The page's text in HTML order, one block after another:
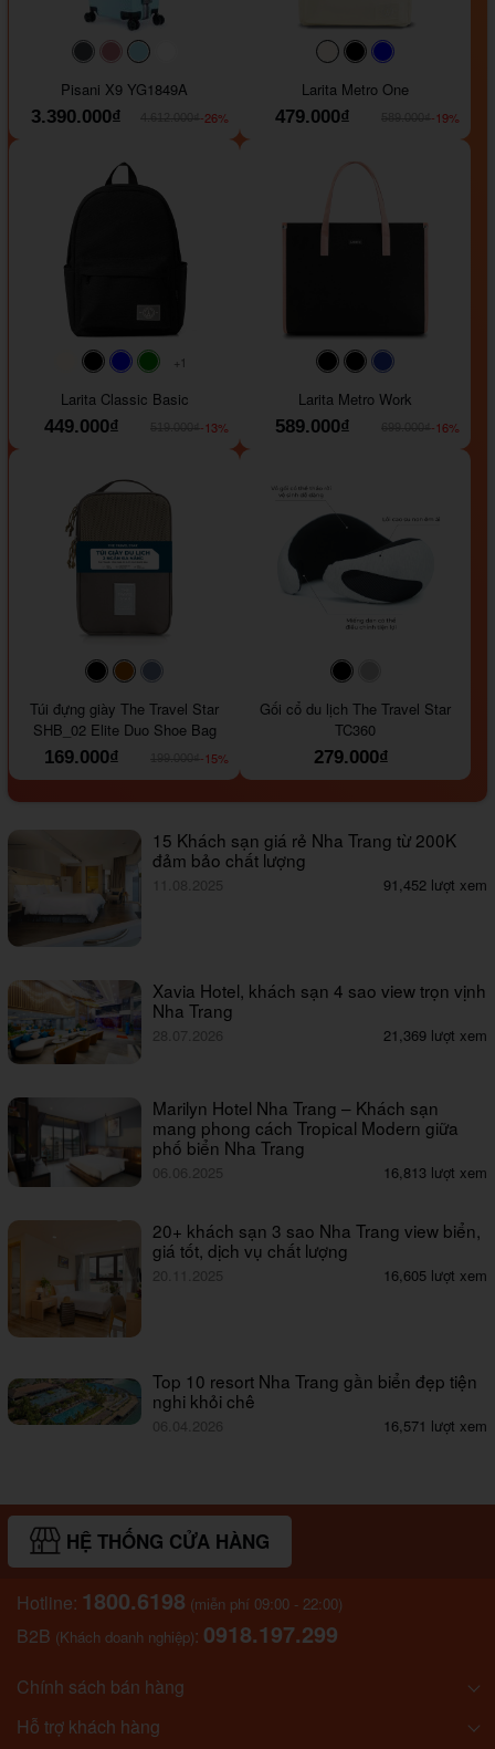
#40454a#b76e79
Pisani X9 YG1849A
3.390.000₫
-26%
#faf0e6#000000
Larita Metro One
479.000₫
-19%
#faf0e6#000000#0000FF
+1
Larita Classic Basic
449.000₫
-13%
#000000#000000
Larita Metro Work
589.000₫
-16%
#000000#964B00
Túi đựng giày The Travel Star
SHB_02 Elite Duo Shoe Bag
169.000₫
-15%
Gối cổ du lịch The Travel Star
TC360
279.000₫
15 Khách sạn giá rẻ Nha Trang từ 200K
đảm bảo chất lượng
11.08.2025 91,452 lượt xem
Xavia Hotel, khách sạn 4 sao view trọn vịnh
Nha Trang
28.07.2026 21,369 lượt xem
Marilyn Hotel Nha Trang – Khách sạn
mang phong cách Tropical Modern giữa
phố biển Nha Trang
06.06.2025 16,813 lượt xem
20+ khách sạn 3 sao Nha Trang view biển,
giá tốt, dịch vụ chất lượng
20.11.2025 16,605 lượt xem
Top 10 resort Nha Trang gần biển đẹp tiện
nghi khỏi chê
06.04.2026 16,571 lượt xem
HỆ THỐNG CỬA HÀNG
Hotline: 1800.6198 (miễn phí 09:00 - 22:00)
B2B (Khách doanh nghiệp): 0918.197.299
Chính sách bán hàng
Hỗ trợ khách hàng